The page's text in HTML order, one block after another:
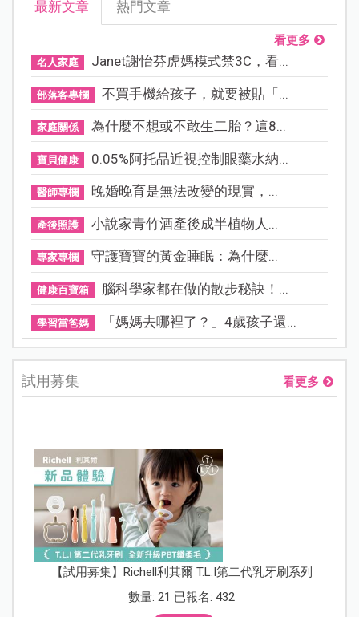
最新文章 熱門文章
看更多
名人家庭 Janet謝怡芬虎媽模式禁3C，看...
部落客專欄 不買手機給孩子，就要被貼「...
家庭關係 為什麼不想或不敢生二胎？這8...
寶貝健康 0.05%阿托品近視控制眼藥水納...
醫師專欄 晚婚晚育是無法改變的現實，...
產後照護 小說家青竹酒產後成半植物人...
專家專欄 守護寶寶的黃金睡眠：為什麼...
健康百寶箱 腦科學家都在做的散步秘訣！...
學習當爸媽 「媽媽去哪裡了？」4歲孩子還...
試用募集 看更多
【試用募集】Richell利其爾 T.L.I第二代乳牙刷系列
數量: 21 已報名: 432